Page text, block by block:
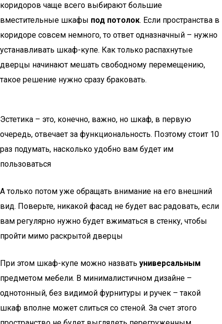
коридоров чаще всего выбирают большие
вместительные шкафы под потолок. Если пространства в
коридоре совсем немного, то ответ одназначный – нужно
устанавливать шкаф-купе. Как только распахнутые
дверцы начинают мешать свободному перемещению,
такое решение нужно сразу браковать.
Эстетика – это, конечно, важно, но шкаф, в первую
очередь, отвечает за функциональность. Поэтому стоит 10
раз подумать, насколько удобно вам будет им
пользоваться
А только потом уже обращать внимание на его внешний
вид. Поверьте, никакой фасад не будет вас радовать, если
вам регулярно нужно будет вжиматься в стенку, чтобы
пройти мимо раскрытой дверцы
При этом шкаф-купе можно назвать универсальным
предметом мебели. В минималистичном дизайне –
однотонный, без видимой фурнитуры и ручек – такой
шкаф вполне может слиться со стеной. За счет этого